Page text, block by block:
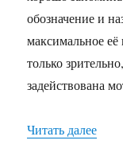
обозначение и
максимальное её
только
задействована
Читать далее